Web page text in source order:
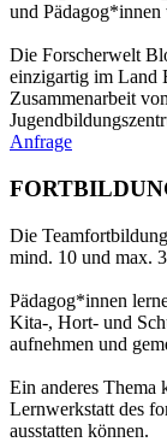
und Pädagog*innen
Die Forscherwelt
einzigartig im Land
Zusammenarbeit
Anfrage
Die
mind. 10 und max.
Pädagog*innen
Kita-, Hort- und
aufnehmen und
Ein anderes Thema
Lernwerkstatt des
ausstatten können.